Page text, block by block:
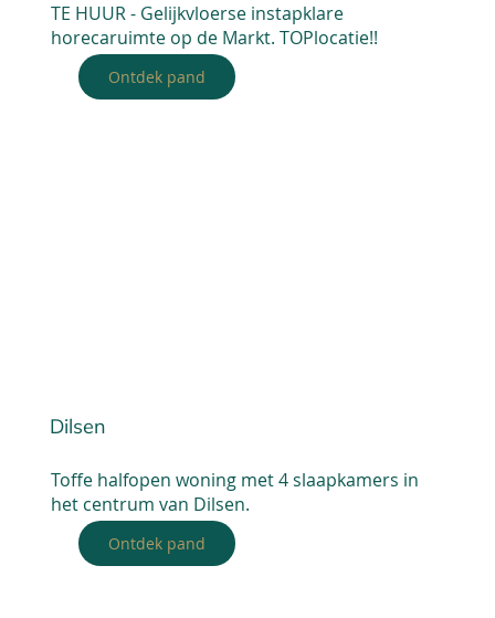
TE HUUR - Gelijkvloerse instapklare
horecaruimte op de Markt. TOPlocatie!!
Ontdek pand
Dilsen
Toffe halfopen woning met 4 slaapkamers in
het centrum van Dilsen.
Ontdek pand